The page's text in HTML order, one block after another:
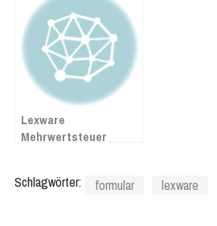
Lexware
Mehrwertsteuer
Update)
Schlagwörter: formular lexware